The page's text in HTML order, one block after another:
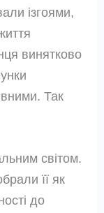
ізгоями,
винятково
Так
світом.
її як
до